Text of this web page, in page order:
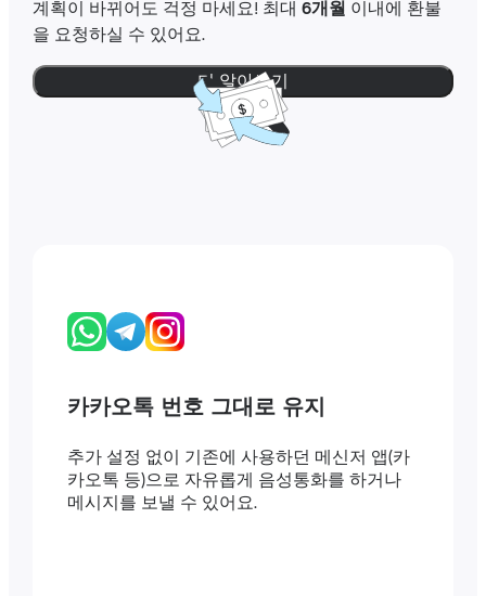
계획이 바뀌어도 걱정 마세요! 최대 6개월 이내에 환불
을 요청하실 수 있어요.
더 알아보기
카카오톡 번호 그대로 유지
추가 설정 없이 기존에 사용하던 메신저 앱(카
카오톡 등)으로 자유롭게 음성통화를 하거나
메시지를 보낼 수 있어요.